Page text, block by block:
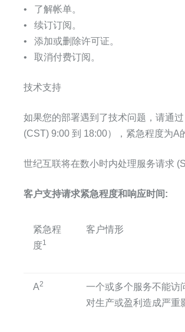
• 了解帐单。
• 续订订阅。
• 添加或删除许可证。
• 取消付费订阅。
技术支持
如果您的部署遇到了技术问题，请通过
(CST) 9:00 到 18:00），紧急程度为A
世纪互联将在数小时内处理服务请求
客户支持请求紧急程度和响应时间:
紧急程
度1
客户情形
A2
一个或多个服务不能访
对生产或盈利造成严重